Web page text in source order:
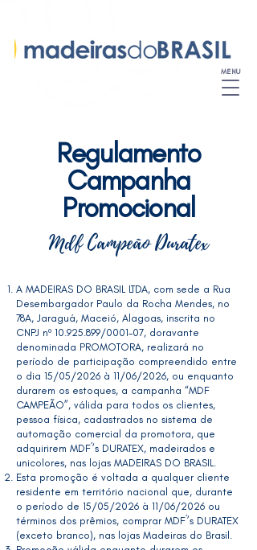
MENU
Regulamento
Campanha
Promocional
Mdf Campeão Duratex
A MADEIRAS DO BRASIL LTDA, com sede a Rua
Desembargador Paulo da Rocha Mendes, no
78A, Jaraguá, Maceió, Alagoas, inscrita no
CNPJ nº 10.925.899/0001-07, doravante
denominada PROMOTORA, realizará no
período de participação compreendido entre
o dia 15/05/2026 à 11/06/2026, ou enquanto
durarem os estoques, a campanha “MDF
CAMPEÃO”, válida para todos os clientes,
pessoa física, cadastrados no sistema de
automação comercial da promotora, que
adquirirem MDF´’s DURATEX, madeirados e
unicolores, nas lojas MADEIRAS DO BRASIL.
Esta promoção é voltada a qualquer cliente
residente em território nacional que, durante
o período de 15/05/2026 à 11/06/2026 ou
términos dos prêmios, comprar MDF´’s DURATEX
(exceto branco), nas lojas Madeiras do Brasil.